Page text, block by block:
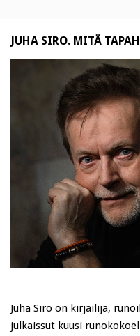
JUHA SIRO. MITÄ
Juha Siro on kirjailija,
julkaissut kuusi